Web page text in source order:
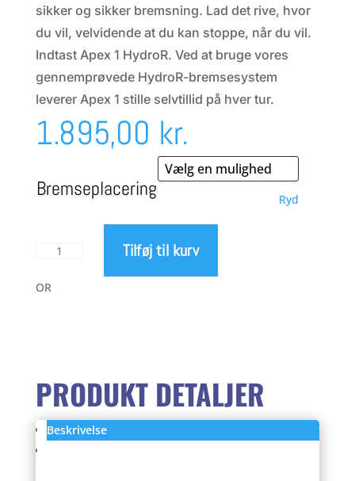
sikker og sikker bremsning. Lad det rive, hvor
du vil, velvidende at du kan stoppe, når du vil.
Indtast Apex 1 HydroR. Ved at bruge vores
gennemprøvede HydroR-bremsesystem
leverer Apex 1 stille selvtillid på hver tur.
1.895,00 kr.
Bremseplacering Ryd
Sram
1
Tilføj til kurv
OR
PRODUKT DETALJER
Beskrivelse